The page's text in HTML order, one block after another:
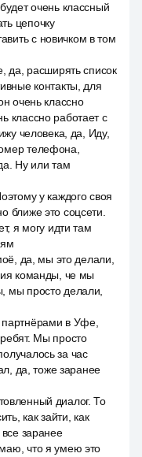
очень классный
цепочку
с новичком в том
да, расширять список
контакты, для
очень классно
классно работает с
человека, да, Иду,
телефона,
Ну или там
у каждого своя
ближе это соцсети.
я могу идти там
да, мы это делали,
команды, че мы
мы просто делали,
в Уфе,
Мы просто
за час
да, тоже заранее
диалог. То
как зайти, как
все заранее
что я умею это